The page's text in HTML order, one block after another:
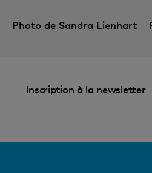
Photo de Sandra Lienhart
Inscription à la newsletter